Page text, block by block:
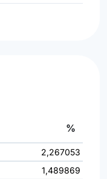
%
2,267053
1,489869